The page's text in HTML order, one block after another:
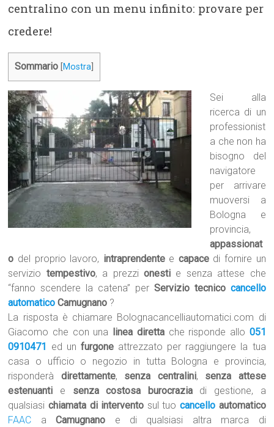
centralino con un menu infinito: provare per
credere!
Sommario Mostra
Sei alla
ricerca di un
professionist
a che non ha
bisogno del
navigatore
per arrivare
muoversi a
Bologna e
provincia,
appassionat
o del proprio lavoro, intraprendentee capacedi fornire un
servizio tempestivo, a prezzi onesti e senza attese che
“fanno scendere la catena” per Servizio tecnico cancello
automatico Camugnano ?
La risposta è chiamare Bolognacancelliautomatici.com di
Giacomo che con una
linea direttache risponde allo 051
0910471
ed un furgoneattrezzato per raggiungere la tua
casa o ufficio o negozio in tutta Bologna e provincia,
risponderà direttamente, senza centralini, senza attese
estenuanti e senza costosa burocraziadi gestione, a
qualsiasichiamata di intervento sul tuo cancelloautomatico
FAAC aCamugnano e di qualsiasi altra marca di